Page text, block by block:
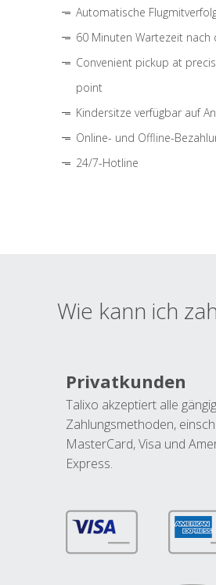
Automatische
60 Minuten Wartezeit nach
Convenient pickup at
point
Kindersitze verfügbar auf
Online- und Offline-
24/7-Hotline
Wie kann ich
Privatkunden
Talixo akzeptiert alle
Zahlungsmethoden,
MasterCard, Visa und
Express.